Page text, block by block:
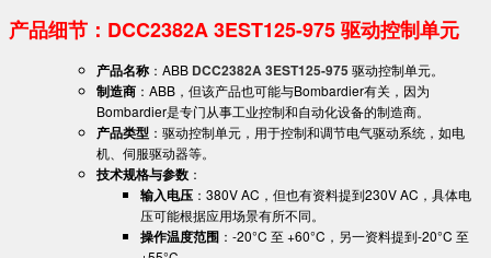
产品细节：DCC2382A 3EST125-975 驱动控制单元
产品名称 ：ABB DCC2382A 3EST125-975 驱动控制单元。
制造商 ：ABB，但该产品也可能与Bombardier有关，因为
Bombardier是专门从事工业控制和自动化设备的制造商。
产品类型 ：驱动控制单元，用于控制和调节电气驱动系统，如电
机、伺服驱动器等。
技术规格与参数 ：
输入电压 ：380V AC，但也有资料提到230V AC，具体电
压可能根据应用场景有所不同。
操作温度范围 ：-20°C 至 +60°C，另一资料提到-20°C 至